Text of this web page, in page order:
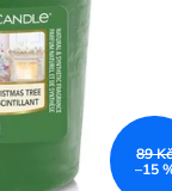
89
–15